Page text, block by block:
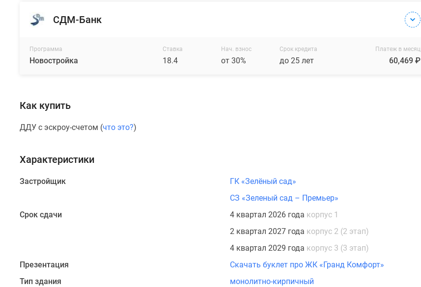
оформлением
фасадов.
установлены
с
тепло-
звукоизоляции.
комплекса
одно-,
двух-
СДМ-Банк
Программа
Новостройка
Ставка
18.4
Нач. взнос
от 30%
Срок кредита
до 25 лет
Платеж в месяц
60,469 ₽
Как купить
ДДУ с эскроу-счетом (что это?)
Характеристики
Застройщик
ГК «Зелёный сад»
СЗ «Зеленый сад – Премьер»
Срок сдачи
4 квартал 2026 года корпус 1
2 квартал 2027 года корпус 2 (2 этап)
4 квартал 2029 года корпус 3 (3 этап)
Презентация
Скачать буклет про ЖК «Гранд Комфорт»
Тип здания
монолитно-кирпичный